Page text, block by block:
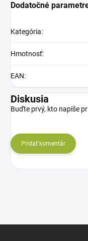
Dodatočné
Kategória:
Hmotnosť:
EAN:
Diskusia
Buďte prvý, kto napíše
Pridať komentár